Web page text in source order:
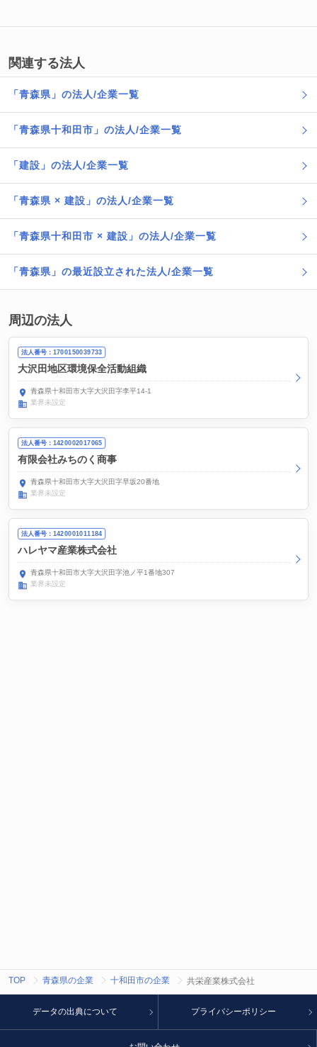
関連する法人
「青森県」の法人/企業一覧
「青森県十和田市」の法人/企業一覧
「建設」の法人/企業一覧
「青森県 × 建設」の法人/企業一覧
「青森県十和田市 × 建設」の法人/企業一覧
「青森県」の最近設立された法人/企業一覧
周辺の法人
法人番号：1700150039733
大沢田地区環境保全活動組織
青森県十和田市大字大沢田字李平14-1
業界未設定
法人番号：1420002017065
有限会社みちのく商事
青森県十和田市大字大沢田字早坂20番地
業界未設定
法人番号：1420001011184
ハレヤマ産業株式会社
青森県十和田市大字大沢田字池ノ平1番地307
業界未設定
TOP 青森県の企業 十和田市の企業 共栄産業株式会社
データの出典について プライバシーポリシー